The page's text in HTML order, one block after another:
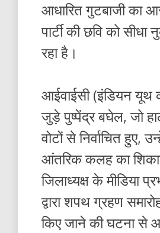
आधारित गुटबाजी का
पार्टी की छवि को
रहा है।
आईवाईसी (इंडियन यूथ
जुड़े पुष्पेंद्र बघेल, जो
वोटों से निर्वाचित हुए,
आंतरिक कलह का
जिलाध्यक्ष के मीडिया
द्वारा शपथ ग्रहण
किए जाने की घटना से